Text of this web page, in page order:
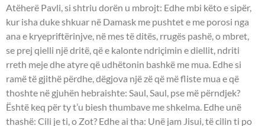
Atëherë Pavli, si shtriu dorën u mbrojt: Edhe mbi këto e sipër,
kur isha duke shkuar në Damask me pushtet e me porosi nga
ana e kryepriftërinjve, në mes të ditës, rrugës pashë, o mbret,
se prej qielli një dritë, që e kalonte ndriçimin e diellit, ndriti
rreth meje dhe atyre që udhëtonin bashkë me mua. Edhe si
ramë të gjithë përdhe, dëgjova një zë që më fliste mua e që
thoshte në gjuhën hebraishte: Saul, Saul, pse më përndjek?
Është keq për ty t’u biesh thumbave me shkelma. Edhe unë
thashë: Cili je ti, o Zot? Edhe ai tha: Unë jam Jisui, të cilin ti po